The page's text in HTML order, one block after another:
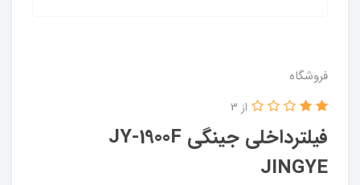
فروشگاه
فیلترداخلی جینگی JY-1900F
JINGYE
از 3